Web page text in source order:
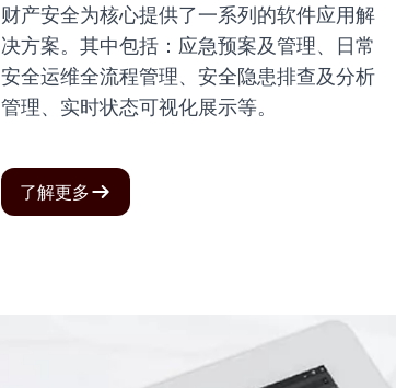
财产安全为核心提供了一系列的软件应用解
决方案。其中包括：应急预案及管理、日常
安全运维全流程管理、安全隐患排查及分析
管理、实时状态可视化展示等。
了解更多